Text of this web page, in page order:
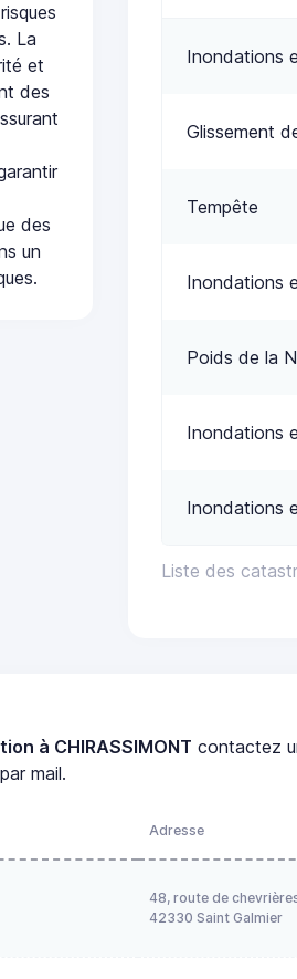
La
et
des
des
un
Liste des
Inondations
Glissement
Tempête
Inondations
Poids de la
Inondations
Inondations
à CHIRASSIMONT contactez
mail.
Adresse
48, route de
42330 Saint Galmier